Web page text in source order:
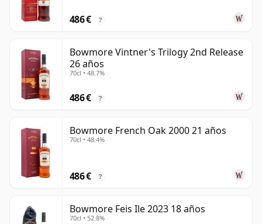
486 € ?
Bowmore Vintner's Trilogy 2nd Release
26 años
70cl • 48.7%
486 € ?
Bowmore French Oak 2000 21 años
70cl • 48.4%
486 € ?
Bowmore Feis Ile 2023 18 años
70cl • 52.8%